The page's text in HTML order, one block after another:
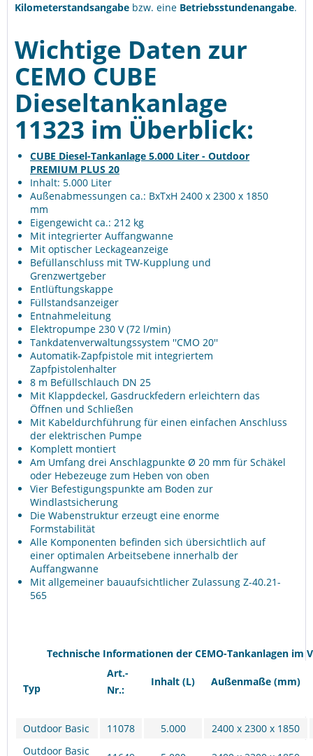
Kilometerstandsangabe bzw. eine Betriebsstundenangabe.
Wichtige Daten zur
CEMO CUBE
Dieseltankanlage
11323 im Überblick:
CUBE Diesel-Tankanlage 5.000 Liter - Outdoor
PREMIUM PLUS 20
Inhalt: 5.000 Liter
Außenabmessungen ca.: BxTxH 2400 x 2300 x 1850
mm
Eigengewicht ca.: 212 kg
Mit integrierter Auffangwanne
Mit optischer Leckageanzeige
Befüllanschluss mit TW-Kupplung und
Grenzwertgeber
Entlüftungskappe
Füllstandsanzeiger
Entnahmeleitung
Elektropumpe 230 V (72 l/min)
Tankdatenverwaltungssystem ''CMO 20''
Automatik-Zapfpistole mit integriertem
Zapfpistolenhalter
8 m Befüllschlauch DN 25
Mit Klappdeckel, Gasdruckfedern erleichtern das
Öffnen und Schließen
Mit Kabeldurchführung für einen einfachen Anschluss
der elektrischen Pumpe
Komplett montiert
Am Umfang drei Anschlagpunkte Ø 20 mm für Schäkel
oder Hebezeuge zum Heben von oben
Vier Befestigungspunkte am Boden zur
Windlastsicherung
Die Wabenstruktur erzeugt eine enorme
Formstabilität
Alle Komponenten befinden sich übersichtlich auf
einer optimalen Arbeitsebene innerhalb der
Auffangwanne
Mit allgemeiner bauaufsichtlicher Zulassung Z-40.21-
565
Technische Informationen der CEMO-Tankanlagen im
Typ
Art.-
Nr.:
Inhalt (L) Außenmaße (mm)
Outdoor Basic 11078 5.000
2400 x 2300 x 1850
Outdoor Basic